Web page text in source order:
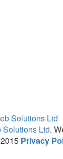
Ltd.
2015 Privacy